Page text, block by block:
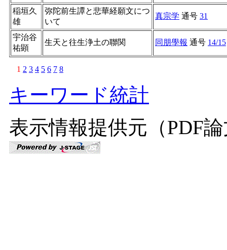
稲垣久
雄
弥陀前生譚と悲華経願文につ
いて
真宗学 通号 31
宇治谷
祐顕
生天と往生浄土の聯関 同朋學報 通号 14/15
1 2 3 4 5 6 7 8
キーワード統計
表示情報提供元（PDF